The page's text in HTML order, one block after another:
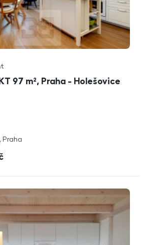
97 m², Praha - Holešovice
Praha